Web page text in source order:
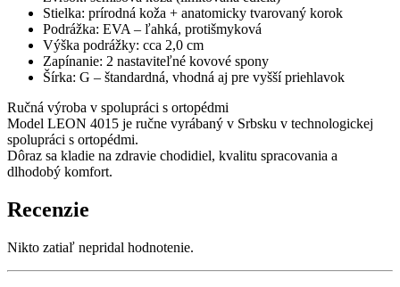
Stielka: prírodná koža + anatomicky tvarovaný korok
Podrážka: EVA – ľahká, protišmyková
Výška podrážky: cca 2,0 cm
Zapínanie: 2 nastaviteľné kovové spony
Šírka: G – štandardná, vhodná aj pre vyšší priehlavok
Ručná výroba v spolupráci s ortopédmi
Model LEON 4015 je ručne vyrábaný v Srbsku v technologickej
spolupráci s ortopédmi.
Dôraz sa kladie na zdravie chodidiel, kvalitu spracovania a
dlhodobý komfort.
Recenzie
Nikto zatiaľ nepridal hodnotenie.